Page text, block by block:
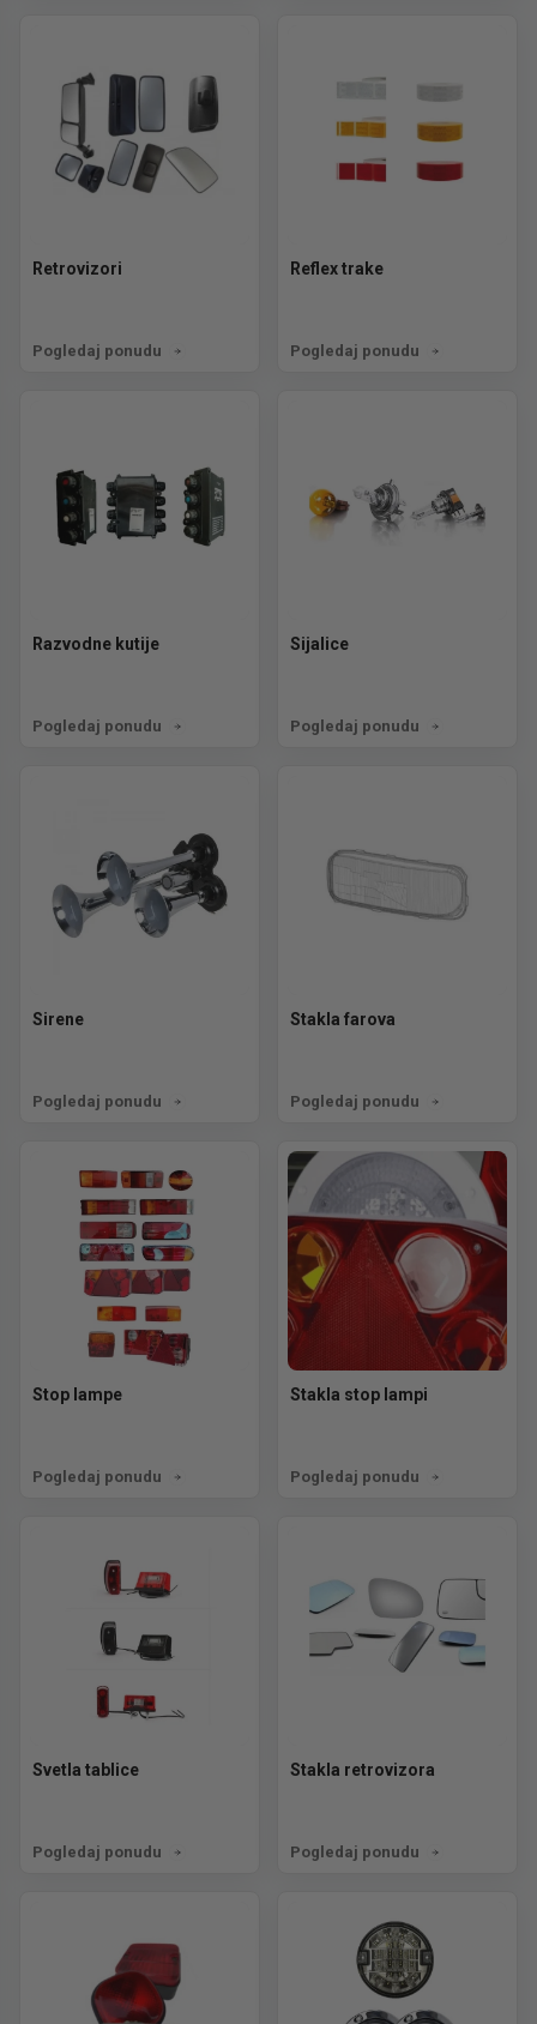
Retrovizori
Pogledaj ponudu
Reflex trake
Pogledaj ponudu
Razvodne kutije
Pogledaj ponudu
Sijalice
Pogledaj ponudu
Sirene
Pogledaj ponudu
Stakla farova
Pogledaj ponudu
Stop lampe
Pogledaj ponudu
Stakla stop lampi
Pogledaj ponudu
Svetla tablice
Pogledaj ponudu
Stakla retrovizora
Pogledaj ponudu